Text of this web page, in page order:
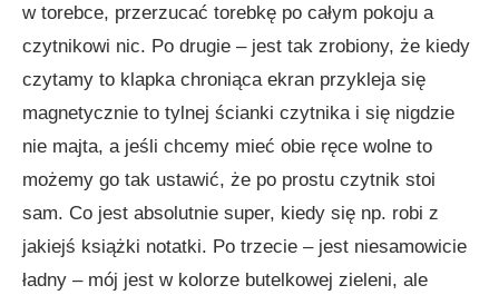
w torebce, przerzucać torebkę po całym pokoju a
czytnikowi nic. Po drugie – jest tak zrobiony, że kiedy
czytamy to klapka chroniąca ekran przykleja się
magnetycznie to tylnej ścianki czytnika i się nigdzie
nie majta, a jeśli chcemy mieć obie ręce wolne to
możemy go tak ustawić, że po prostu czytnik stoi
sam. Co jest absolutnie super, kiedy się np. robi z
jakiejś książki notatki. Po trzecie – jest niesamowicie
ładny – mój jest w kolorze butelkowej zieleni, ale